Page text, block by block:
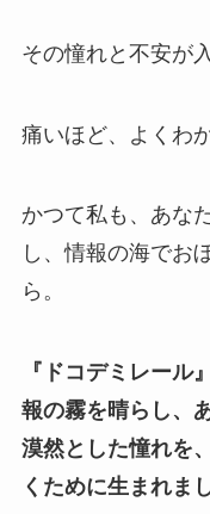
その憧れと不安が
痛いほど、よくわ
かつて私も、あな
し、情報の海でお
ら。
『ドコデミレール
報の霧を晴らし、
漠然とした憧れを
くために生まれま